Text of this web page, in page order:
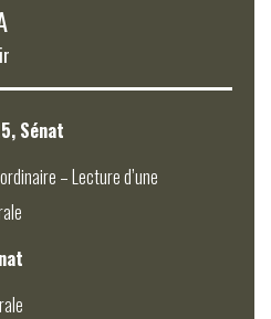
Sénat
– Lecture d’une